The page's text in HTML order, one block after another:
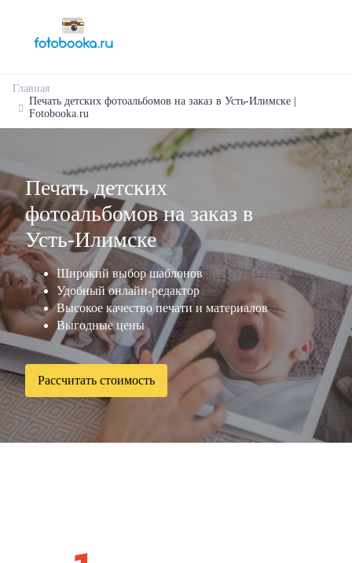
Главная
Печать детских фотоальбомов на заказ в Усть-Илимске |
Fotobooka.ru
Печать детских
фотоальбомов на заказ в
Усть-Илимске
Широкий выбор шаблонов
Удобный онлайн-редактор
Высокое качество печати и материалов
Выгодные цены
Рассчитать стоимость